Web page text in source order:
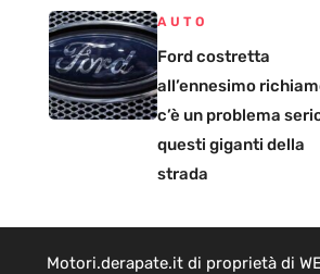
AUTO
Ford costretta
all’ennesimo
c’è un problema
questi giganti della
strada
Motori.derapate.it di proprietà di